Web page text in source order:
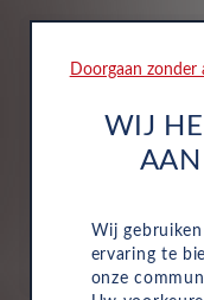
Verzekering
uitgebreide
het geval van
Doorgaan
WIJ
Wij
ervaring te
onze